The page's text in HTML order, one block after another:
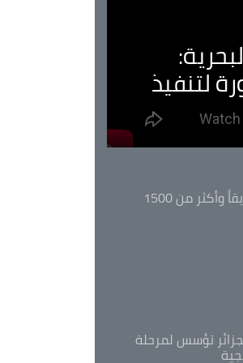
لتنفيذ
المدير العام للغابات: 445 حريقاً وأكثر من 1500
تؤسس لمرحلة